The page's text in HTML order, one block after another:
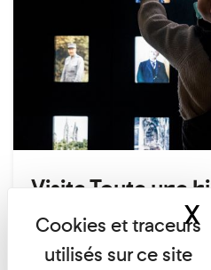
Visite Toute une
perdu son
Exposition permanente
X